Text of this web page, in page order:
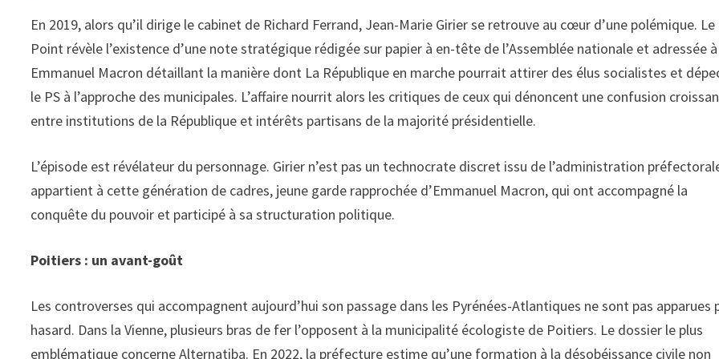
En 2019, alors qu’il dirige le cabinet de Richard Ferrand, Jean-Marie Girier se retrouve au cœur d’une polémique. Le
Point révèle l’existence d’une note stratégique rédigée sur papier à en-tête de l’Assemblée nationale et adressée à
Emmanuel Macron détaillant la manière dont La République en marche pourrait attirer des élus socialistes et
le PS à l’approche des municipales. L’affaire nourrit alors les critiques de ceux qui dénoncent une confusion
entre institutions de la République et intérêts partisans de la majorité présidentielle.
L’épisode est révélateur du personnage. Girier n’est pas un technocrate discret issu de l’administration
appartient à cette génération de cadres, jeune garde rapprochée d’Emmanuel Macron, qui ont accompagné la
conquête du pouvoir et participé à sa structuration politique.
Poitiers : un avant-goût
Les controverses qui accompagnent aujourd’hui son passage dans les Pyrénées-Atlantiques ne sont pas apparues
hasard. Dans la Vienne, plusieurs bras de fer l’opposent à la municipalité écologiste de Poitiers. Le dossier le plus
emblématique concerne Alternatiba. En 2022, la préfecture estime qu’une formation à la désobéissance civile non